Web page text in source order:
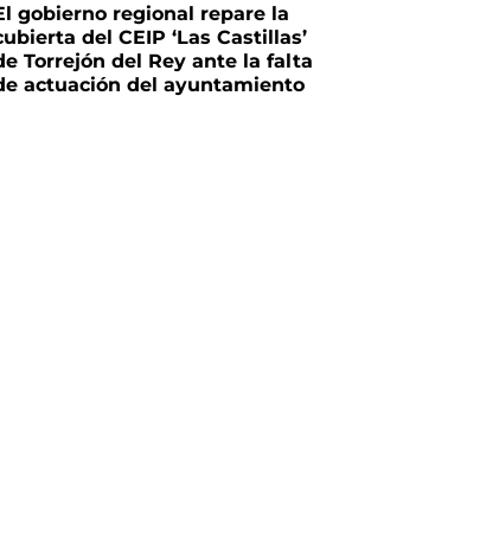
gobierno regional repare la
del CEIP ‘Las Castillas’
Torrejón del Rey ante la falta
actuación del ayuntamiento